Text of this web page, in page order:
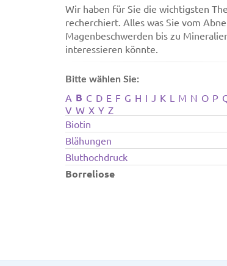
Wir haben für Sie die wichtigsten
recherchiert. Alles was Sie vom
Magenbeschwerden bis zu
interessieren könnte.
Bitte wählen Sie:
A B C D E F G H I J K L M N O P
V W X Y Z
Biotin
Blähungen
Bluthochdruck
Borreliose